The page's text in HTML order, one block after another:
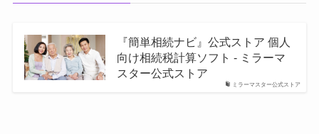
ミラーマスター公式ストア
『簡単相続ナビ』公式ストア 個人
向け相続税計算ソフト - ミラーマ
スター公式ストア